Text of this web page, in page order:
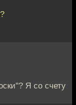
Я со счету